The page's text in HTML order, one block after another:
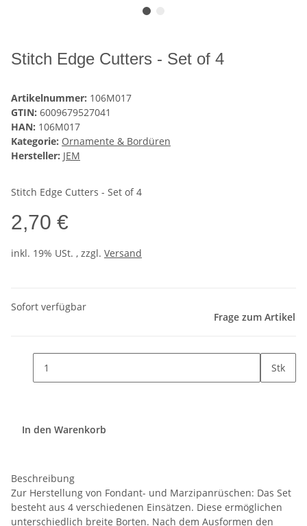
Stitch Edge Cutters - Set of 4
Artikelnummer: 106M017
GTIN: 6009679527041
HAN: 106M017
Kategorie: Ornamente & Bordüren
Hersteller: JEM
Stitch Edge Cutters - Set of 4
2,70 €
inkl. 19% USt. , zzgl. Versand
Sofort verfügbar
Frage zum Artikel
Stk
In den Warenkorb
Beschreibung
Zur Herstellung von Fondant- und Marzipanrüschen: Das Set
besteht aus 4 verschiedenen Einsätzen. Diese ermöglichen
unterschiedlich breite Borten. Nach dem Ausformen den